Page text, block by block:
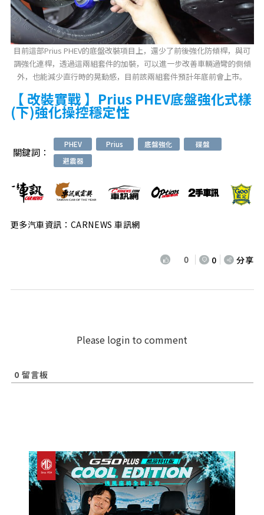
目前這部Prius PHEV的底盤改裝項目上，還少了前後強化防傾桿，與可
調強化連桿，透過這兩組套件的加裝，可以進一步改善車輛過彎的側傾
外，也能減少直行時的晃動感，目前該兩組套件預計年底前會上市。
【 改裝實戰 】Prius PHEV底盤強化式樣
(下)強化操控穩定性
關鍵詞：
PHEV Prius 底盤強化
碟盤
避震器
更多汽車資訊：CARNEWS 車訊網
0 0 分享
Please login to comment
0 留言板